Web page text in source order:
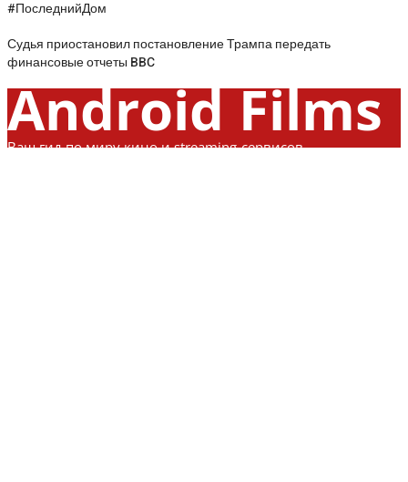
#ПоследнийДом
Судья приостановил постановление Трампа передать
финансовые отчеты BBC
Android Films
Ваш гид по миру кино и streaming-сервисов